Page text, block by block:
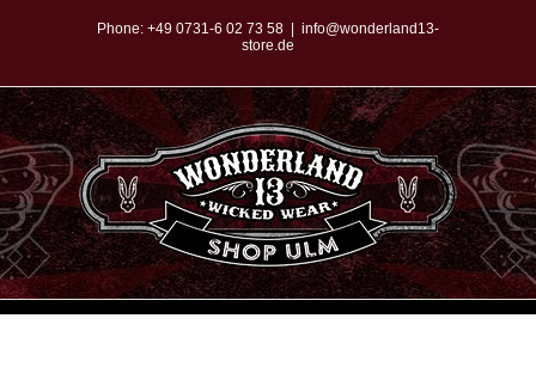
springen
Phone: +49 0731-6 02 73 58
info@wonderland13-
store.de